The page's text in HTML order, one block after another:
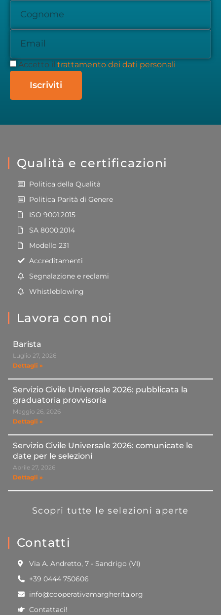
Accetto il trattamento dei dati personali
Iscriviti
Qualità e certificazioni
Politica della Qualità
Politica Parità di Genere
ISO 9001:2015
SA 8000:2014
Modello 231
Accreditamenti
Segnalazione e reclami
Whistleblowing
Lavora con noi
Barista
Luglio 27, 2026
Dettagli »
Servizio Civile Universale 2026: pubblicata la
graduatoria provvisoria
Maggio 26, 2026
Dettagli »
Servizio Civile Universale 2026: comunicate le
date per le selezioni
Aprile 27, 2026
Dettagli »
Scopri tutte le selezioni aperte
Contatti
Via A. Andretto, 7 - Sandrigo (VI)
+39 0444 750606
info@cooperativamargherita.org
Contattaci!